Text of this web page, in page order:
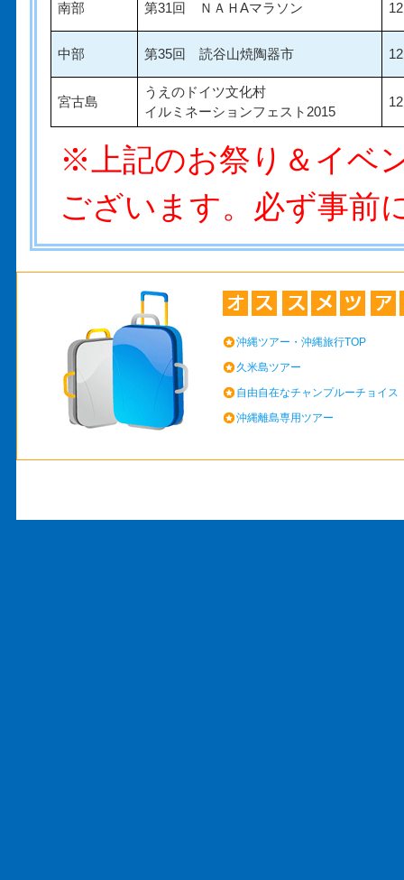
南部 第31回 ＮＡＨAマラソン
中部 第35回 読谷山焼陶器市
宮古島
うえのドイツ文化村
イルミネーションフェスト2015
※上記のお祭り＆イベ
ございます。必ず事前
沖縄ツアー・沖縄旅行TOP
久米島ツアー
自由自在なチャンプルーチョイス
沖縄離島専用ツアー